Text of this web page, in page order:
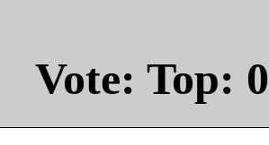
Vote: Top: 0